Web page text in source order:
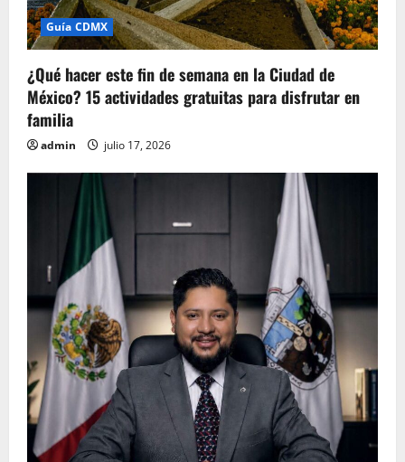
Guía CDMX
¿Qué hacer este fin de semana en la Ciudad de
México? 15 actividades gratuitas para disfrutar en
familia
admin julio 17, 2026